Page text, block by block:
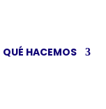
QUÉ HACEMOS